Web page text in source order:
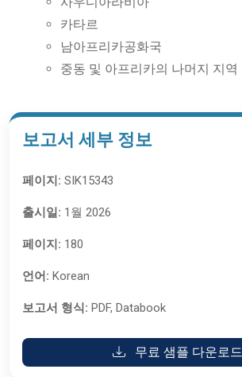
카타르
남아프리카공화국
중동 및 아프리카의 나머지 지역
보고서 세부 정보
페이지: SIK15343
출시일: 1월 2026
페이지: 180
언어: Korean
보고서 형식: PDF, Databook
무료 샘플 다운로드